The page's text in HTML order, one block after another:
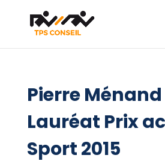
Pierre
Lauréat Prix
Sport 2015